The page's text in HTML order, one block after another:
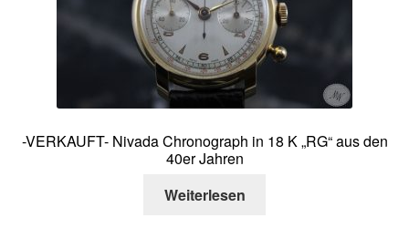
-VERKAUFT- Nivada Chronograph in 18 K „RG“ aus den
40er Jahren
Weiterlesen